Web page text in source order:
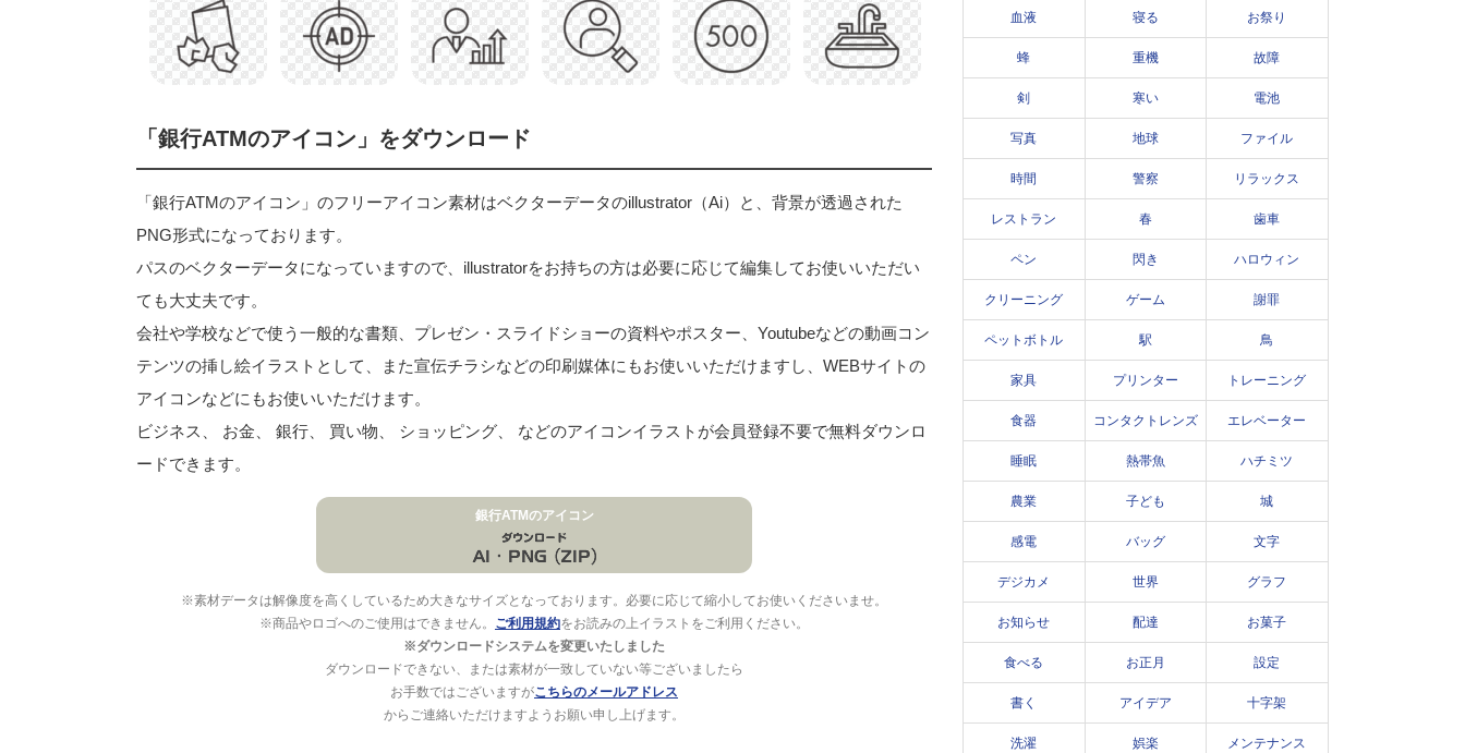
「銀行ATMのアイコン」をダウンロード
「銀行ATMのアイコン」のフリーアイコン素材はベクターデータのillustrator（Ai）と、背景が透過された
PNG形式になっております。
パスのベクターデータになっていますので、illustratorをお持ちの方は必要に応じて編集してお使いいただい
ても大丈夫です。
会社や学校などで使う一般的な書類、プレゼン・スライドショーの資料やポスター、Youtubeなどの動画コン
テンツの挿し絵イラストとして、また宣伝チラシなどの印刷媒体にもお使いいただけますし、WEBサイトの
アイコンなどにもお使いいただけます。
ビジネス、 お金、 銀行、 買い物、 ショッピング、 などのアイコンイラストが会員登録不要で無料ダウンロ
ードできます。
銀行ATMのアイコン
※素材データは解像度を高くしているため大きなサイズとなっております。必要に応じて縮小してお使いくださいませ。
※商品やロゴへのご使用はできません。 ご利用規約をお読みの上イラストをご利用ください。
※ダウンロードシステムを変更いたしました
ダウンロードできない、または素材が一致していない等ございましたら
お手数ではございますがこちらのメールアドレス
からご連絡いただけますようお願い申し上げます。
血液 寝る お祭り
蜂 重機 故障
剣 寒い 電池
写真 地球 ファイル
時間 警察 リラックス
レストラン 春 歯車
ペン 閃き ハロウィン
クリーニング ゲーム 謝罪
ペットボトル 駅 鳥
家具 プリンター トレーニング
食器 コンタクトレンズ エレベーター
睡眠 熱帯魚 ハチミツ
農業 子ども 城
感電 バッグ 文字
デジカメ 世界 グラフ
お知らせ 配達 お菓子
食べる お正月 設定
書く アイデア 十字架
洗濯 娯楽 メンテナンス